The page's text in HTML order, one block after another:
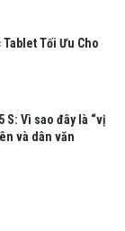
Tablet Tối Ưu Cho
S: Vì sao đây là “vị
và dân văn